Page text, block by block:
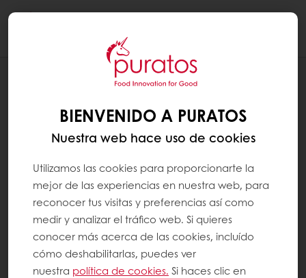
BIENVENIDO A PURATOS
Nuestra web hace uso de cookies
Utilizamos las cookies para proporcionarte la
mejor de las experiencias en nuestra web, para
reconocer tus visitas y preferencias así como
medir y analizar el tráfico web. Si quieres
conocer más acerca de las cookies, incluído
cómo deshabilitarlas, puedes ver
nuestra política de cookies. Si haces clic en